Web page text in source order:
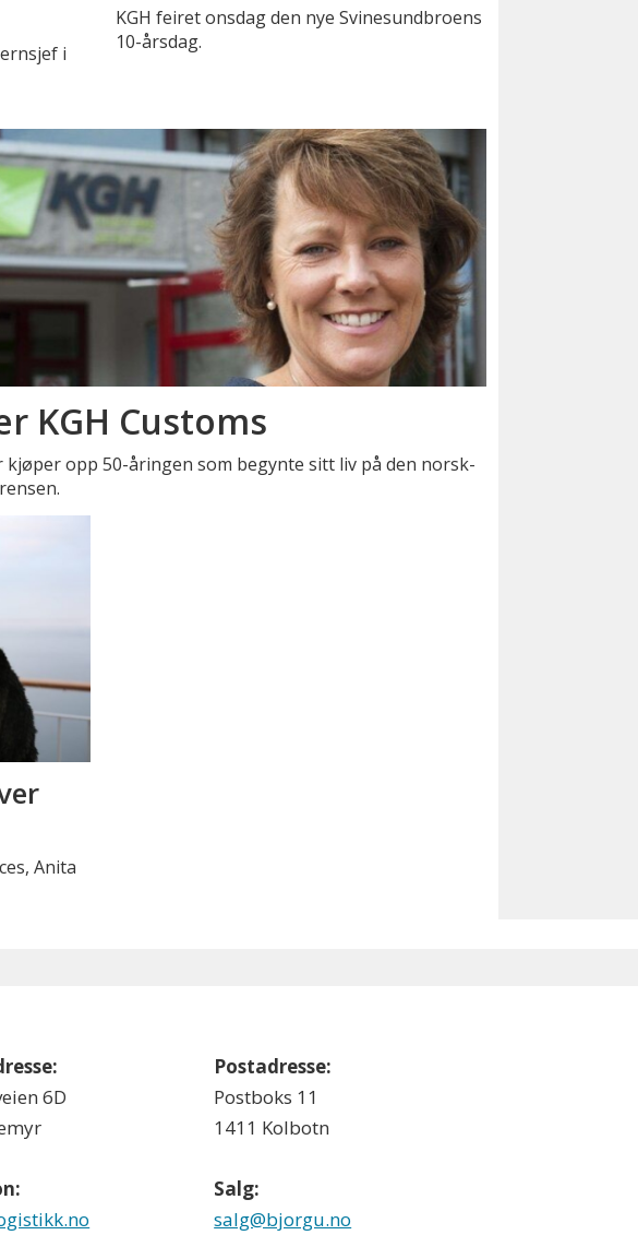
i
KGH feiret onsdag den nye Svinesundbroens
10-årsdag.
KGH Customs
kjøper opp 50-åringen som begynte sitt liv på den norsk-
Anita
6D
Postadresse:
Postboks 11
1411 Kolbotn
Salg:
salg@bjorgu.no